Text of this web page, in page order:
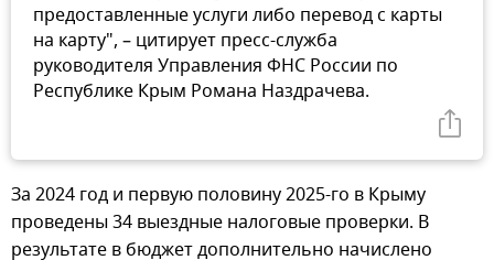
предоставленные услуги либо перевод с карты
на карту", – цитирует пресс-служба
руководителя Управления ФНС России по
Республике Крым Романа Наздрачева.
За 2024 год и первую половину 2025-го в Крыму
проведены 34 выездные налоговые проверки. В
результате в бюджет дополнительно начислено